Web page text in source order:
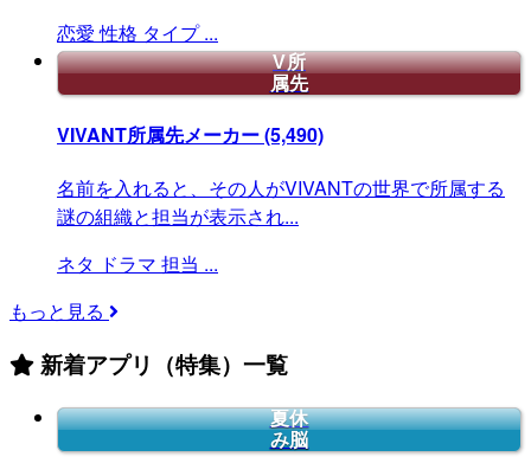
恋愛 性格 タイプ ...
V所
属先
VIVANT所属先メーカー(5,490)
名前を入れると、その人がVIVANTの世界で所属する
謎の組織と担当が表示され...
ネタ ドラマ 担当 ...
もっと見る
新着アプリ（特集）一覧
夏休
み脳